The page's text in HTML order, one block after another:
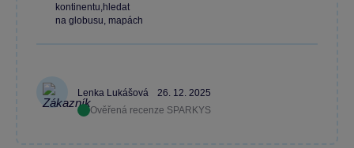
Lenka Lukášová
26. 12. 2025
Ověřená recenze SPARKYS
kontinentu,hledat
na globusu, mapách